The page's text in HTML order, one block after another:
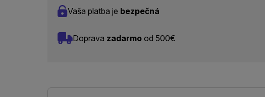
Vaša platba je bezpečná
Doprava zadarmo od 500€